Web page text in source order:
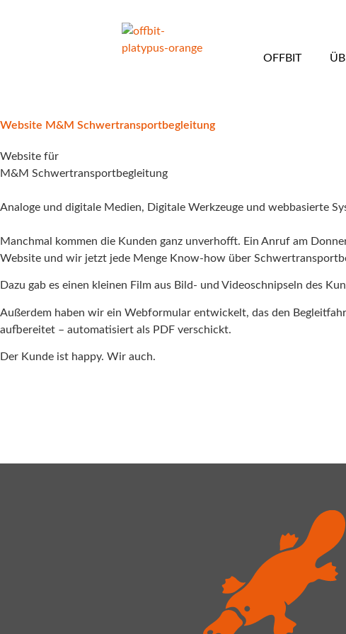
OFFBIT
Website M&M Schwertransportbegleitung
Website für
M&M Schwertransportbegleitung
Analoge und digitale Medien, Digitale Werkzeuge und webbasierte
Manchmal kommen die Kunden ganz unverhofft. Ein Anruf am
Website und wir jetzt jede Menge Know-how über
Dazu gab es einen kleinen Film aus Bild- und Videoschnipseln des
Außerdem haben wir ein Webformular entwickelt, das den
aufbereitet – automatisiert als PDF verschickt.
Der Kunde ist happy. Wir auch.